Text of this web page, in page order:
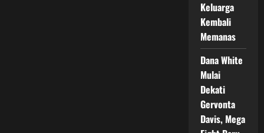
Keluarga
Kembali
Memanas
Dana White
Mulai
Dekati
Gervonta
Davis, Mega